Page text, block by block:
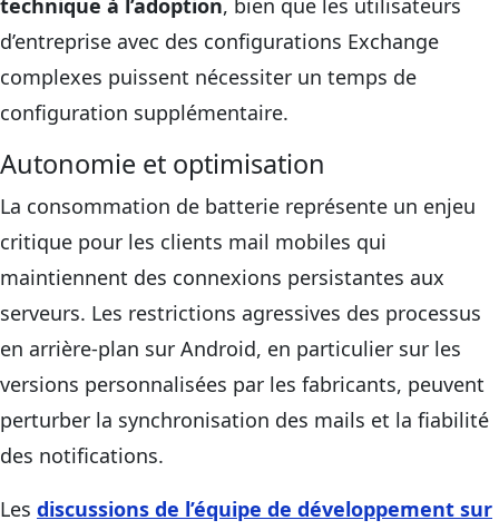
technique à l’adoption, bien que les utilisateurs
d’entreprise avec des configurations Exchange
complexes puissent nécessiter un temps de
configuration supplémentaire.
Autonomie et optimisation
La consommation de batterie représente un enjeu
critique pour les clients mail mobiles qui
maintiennent des connexions persistantes aux
serveurs. Les restrictions agressives des processus
en arrière-plan sur Android, en particulier sur les
versions personnalisées par les fabricants, peuvent
perturber la synchronisation des mails et la fiabilité
des notifications.
Les discussions de l’équipe de développement sur